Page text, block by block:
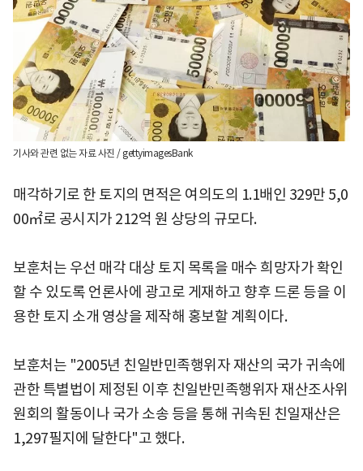
기사와 관련 없는 자료 사진 / gettyimagesBank
매각하기로 한 토지의 면적은 여의도의 1.1배인 329만 5,0
00㎡로 공시지가 212억 원 상당의 규모다.
보훈처는 우선 매각 대상 토지 목록을 매수 희망자가 확인
할 수 있도록 언론사에 광고로 게재하고 향후 드론 등을 이
용한 토지 소개 영상을 제작해 홍보할 계획이다.
보훈처는 "2005년 친일반민족행위자 재산의 국가 귀속에
관한 특별법이 제정된 이후 친일반민족행위자 재산조사위
원회의 활동이나 국가 소송 등을 통해 귀속된 친일재산은
1,297필지에 달한다"고 했다.